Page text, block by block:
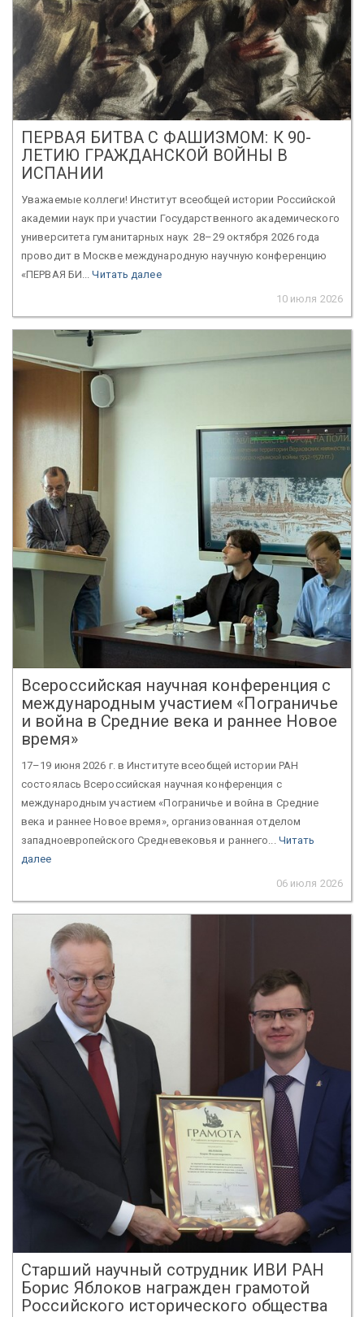
ПЕРВАЯ БИТВА С ФАШИЗМОМ: К 90-
ЛЕТИЮ ГРАЖДАНСКОЙ ВОЙНЫ В
ИСПАНИИ
Уважаемые коллеги! Институт всеобщей истории Российской
академии наук при участии Государственного академического
университета гуманитарных наук 28–29 октября 2026 года
проводит в Москве международную научную конференцию
«ПЕРВАЯ БИ...Читать далее
10 июля 2026
Всероссийская научная конференция с
международным участием «Пограничье
и война в Средние века и раннее Новое
время»
17–19 июня 2026 г. в Институте всеобщей истории РАН
состоялась Всероссийская научная конференция с
международным участием «Пограничье и война в Средние
века и раннее Новое время», организованная отделом
западноевропейского Средневековья и раннего... Читать
далее
06 июля 2026
Старший научный сотрудник ИВИ РАН
Борис Яблоков награжден грамотой
Российского исторического общества